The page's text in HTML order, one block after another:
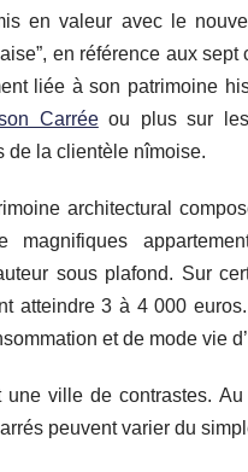
en valeur avec le
en référence aux
liée à son patrimoine
Carréeou plus sur
de la clientèle nîmoise.
architectural
sous plafond. Sur
atteindre 3 à 4 000
et de mode vie
une ville de contrastes.
peuvent varier du